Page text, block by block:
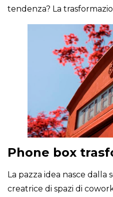
tendenza? La
Phone box
La pazza idea nasce dalla
creatrice di spazi di